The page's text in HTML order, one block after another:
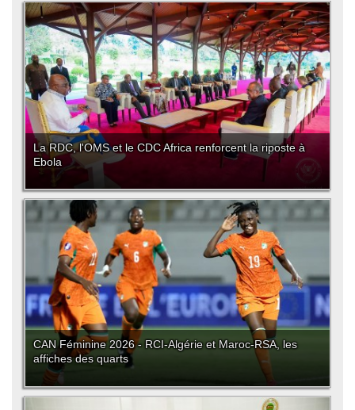
La RDC, l'OMS et le CDC Africa renforcent la riposte à
Ebola
CAN Féminine 2026 - RCI-Algérie et Maroc-RSA, les
affiches des quarts